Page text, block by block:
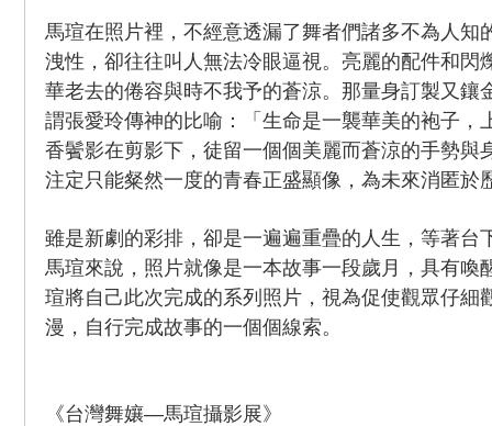
馬瑄在照片裡，不經意透漏了舞者們諸多不為人知
洩性，卻往往叫人無法冷眼逼視。亮麗的配件和閃
華老去的倦容與時不我予的蒼涼。那量身訂製又鑲
謂張愛玲傳神的比喻：「生命是一襲華美的袍子，
香鬢影在剪影下，徒留一個個美麗而蒼涼的手勢與
注定只能粲然一度的青春正盛顯像，為未來消匿於
雖是新劇的彩排，卻是一遍遍重疊的人生，等著台
馬瑄來說，照片就像是一本故事一段歲月，具有喚
瑄將自己此次完成的系列照片，視為促使觀眾仔細
漫，自行完成故事的一個個線索。
《台灣舞孃—馬瑄攝影展》